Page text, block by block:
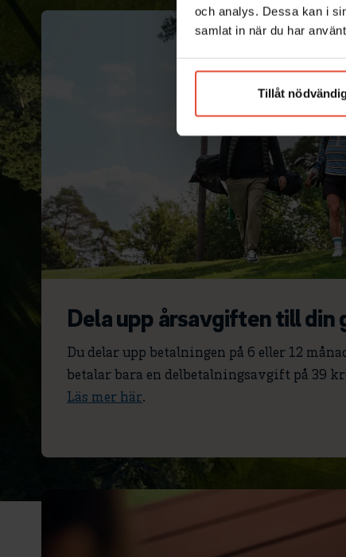
och analys. Dessa kan i
samlat in när du har
Tillåt
Dela upp årsavgiften till din
Du delar upp betalningen på 6 eller 12
betalar bara en delbetalningsavgift på 39
Läs mer här.